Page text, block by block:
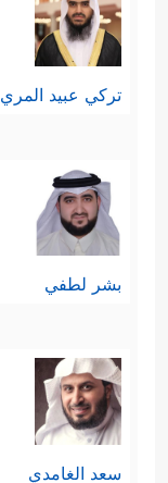
تركي عبيد المري
بشر لطفي
سعد الغامدي